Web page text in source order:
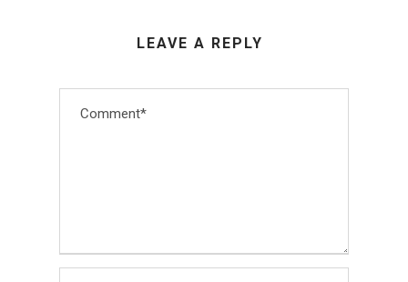
LEAVE A REPLY